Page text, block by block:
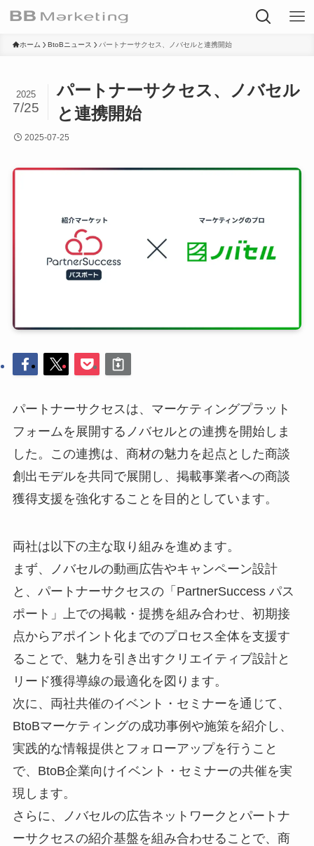
ホーム BtoBニュース パートナーサクセス、ノバセルと連携開始
パートナーサクセス、ノバセル
と連携開始
2025
7/25
2025-07-25
パートナーサクセスは、マーケティングプラット
フォームを展開するノバセルとの連携を開始しま
した。この連携は、商材の魅力を起点とした商談
創出モデルを共同で展開し、掲載事業者への商談
獲得支援を強化することを目的としています。
両社は以下の主な取り組みを進めます。
まず、ノバセルの動画広告やキャンペーン設計
と、パートナーサクセスの「PartnerSuccess パス
ポート」上での掲載・提携を組み合わせ、初期接
点からアポイント化までのプロセス全体を支援す
ることで、魅力を引き出すクリエイティブ設計と
リード獲得導線の最適化を図ります。
次に、両社共催のイベント・セミナーを通じて、
BtoBマーケティングの成功事例や施策を紹介し、
実践的な情報提供とフォローアップを行うこと
で、BtoB企業向けイベント・セミナーの共催を実
現します。
さらに、ノバセルの広告ネットワークとパートナ
ーサクセスの紹介基盤を組み合わせることで、商